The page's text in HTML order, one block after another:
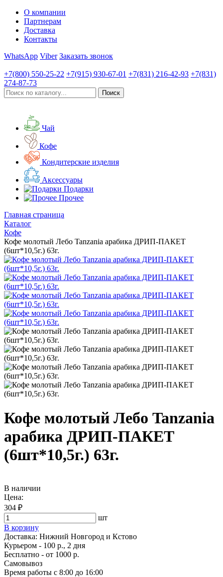
О компании
Партнерам
Доставка
Контакты
WhatsApp Viber Заказать звонок
+7(800) 550-25-22 +7(915) 930-67-01 +7(831) 216-42-93 +7(831)
274-87-73
Чай
Кофе
Кондитерские изделия
Аксессуары
Подарки
Прочее
Главная страница
Каталог
Кофе
Кофе молотый Лебо Tanzania арабика ДРИП-ПАКЕТ
(6шт*10,5г.) 63г.
Кофе молотый Лебо Tanzania
арабика ДРИП-ПАКЕТ
(6шт*10,5г.) 63г.
В наличии
Цена:
304 ₽
шт
В корзину
Доставка: Нижний Новгород и Кстово
Курьером - 100 р., 2 дня
Бесплатно - от 1000 р.
Самовывоз
Время работы с 8:00 до 16:00